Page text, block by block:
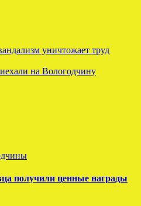
уничтожает труд
на Вологодчину
получили ценные награды